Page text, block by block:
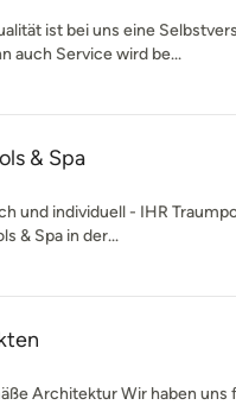
ist bei uns eine
auch Service wird be...
& Spa
und individuell - IHR
& Spa in der...
Architektur Wir haben uns